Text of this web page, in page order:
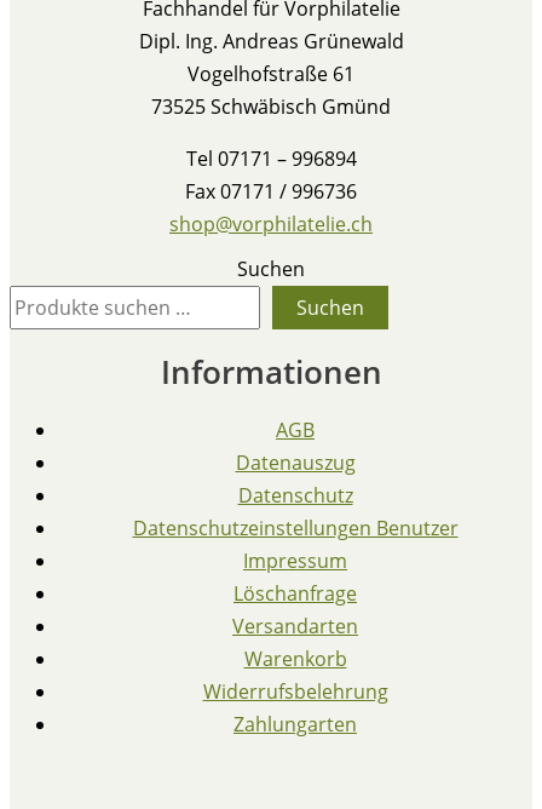
Fachhandel für Vorphilatelie
Dipl. Ing. Andreas Grünewald
Vogelhofstraße 61
73525 Schwäbisch Gmünd
Tel 07171 – 996894
Fax 07171 / 996736
shop@vorphilatelie.ch
Suchen
Suchen
Informationen
AGB
Datenauszug
Datenschutz
Datenschutzeinstellungen Benutzer
Impressum
Löschanfrage
Versandarten
Warenkorb
Widerrufsbelehrung
Zahlungarten